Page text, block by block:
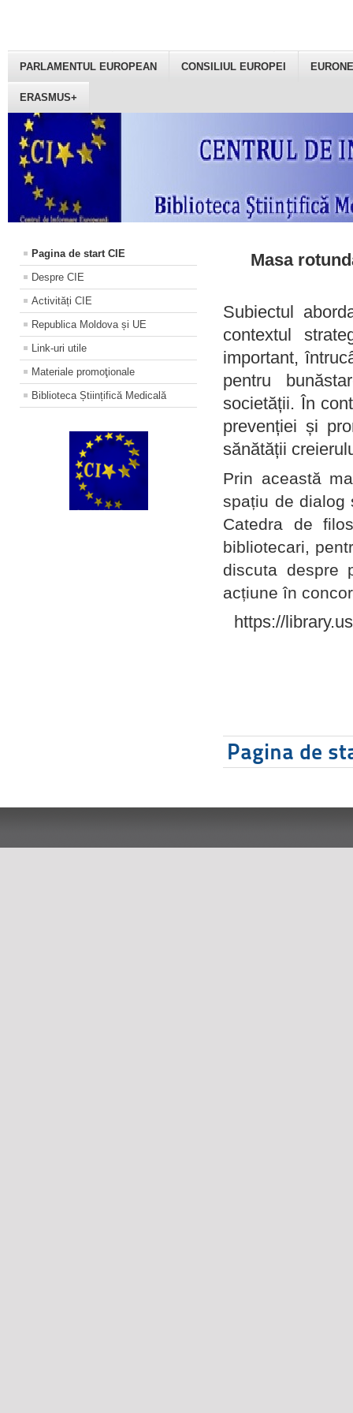
PARLAMENTUL EUROPEAN CONSILIUL EUROPEI
ERASMUS+
Pagina de start CIE
Despre CIE
Activități CIE
Republica Moldova și UE
Link-uri utile
Materiale promoţionale
Biblioteca Științifică Medicală
Masa
Subiectul
contextul
important,
pentru
societății. În
prevenției și
sănătății
Prin această
spațiu de dialog
Catedra de
bibliotecari,
discuta despre
acțiune în
https://
Pagina de